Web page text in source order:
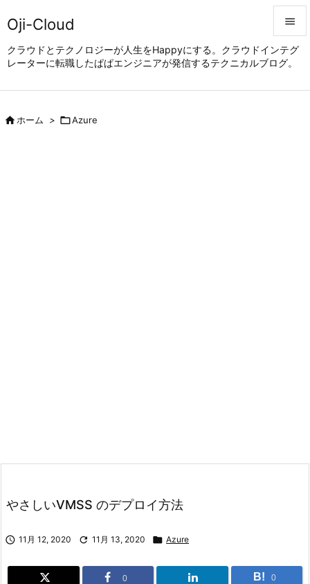
Oji-Cloud
クラウドとテクノロジーが人生をHappyにする。クラウドインテグ
レーターに転職したぱぱエンジニアが発信するテクニカルブログ。


メニュ
ホーム > Azure
やさしいVMSS のデプロイ方法
 11月 12, 2020  11月 13, 2020  Azure
0 B! 0